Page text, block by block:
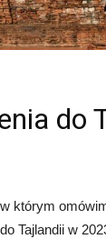
do
którym
Tajlandii w